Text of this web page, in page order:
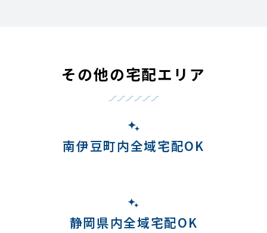
その他の宅配エリア
南伊豆町内全域宅配OK
静岡県内全域宅配OK